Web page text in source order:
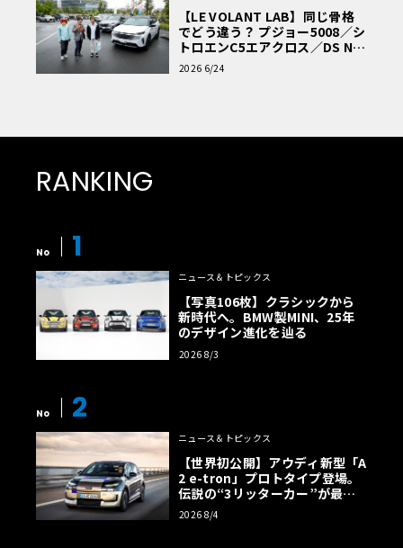
【LE VOLANT LAB】同じ骨格
でどう違う？ プジョー5008／シ
トロエンC5エアクロス／DS Nº4
読者一気乗りレポート
2026 6/24
RANKING
No 1
ニュース＆トピックス
【写真106枚】クラシックから
新時代へ。BMW製MINI、25年
のデザイン進化を辿る
2026 8/3
No 2
ニュース＆トピックス
【世界初公開】アウディ新型「A
2 e-tron」プロトタイプ登場。
伝説の“3リッターカー”が最高
効率エントリーBEVとして復活
【画像38枚】
2026 8/4